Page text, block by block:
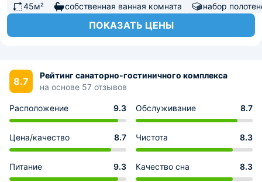
45м²
собственная ванная комната набор
ПОКАЗАТЬ ЦЕНЫ
8.7
Рейтинг санаторно-гостиничного комплекса
на основе 57 отзывов
Расположение 9.3 Обслуживание 8.7
Цена/качество 8.7 Чистота 8.3
Питание 9.3 Качество сна 8.3